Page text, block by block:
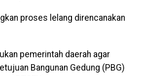
proses lelang direncanakan
pemerintah daerah agar
Bangunan Gedung (PBG)